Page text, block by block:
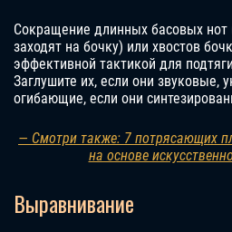
Сокращение длинных басовых нот
заходят на бочку) или хвостов
эффективной тактикой для
Заглушите их, если они звуковые,
огибающие, если они
— Смотри также: 7 потрясающих
на основе
Выравнивание